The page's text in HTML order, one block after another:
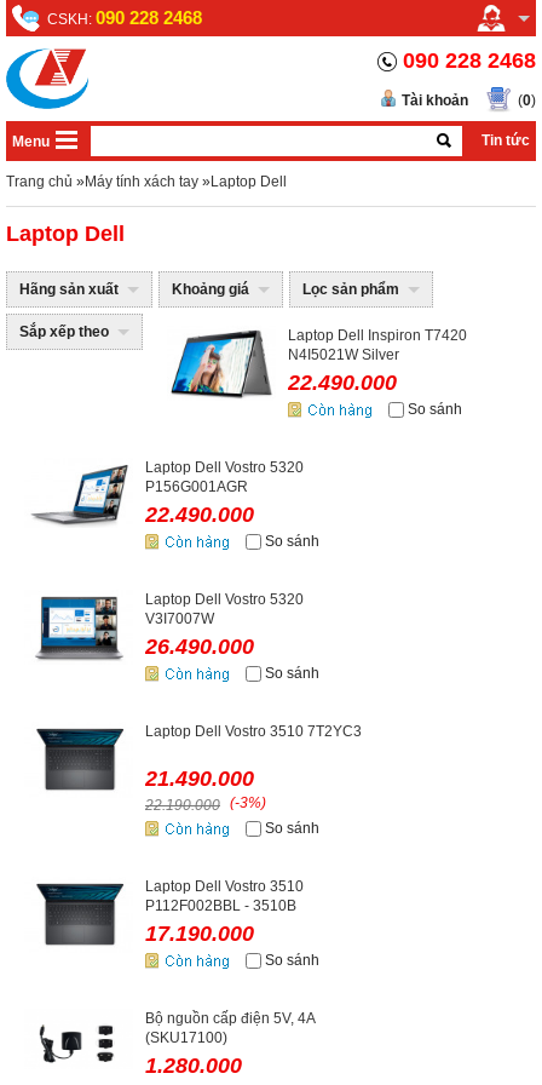
CSKH: 090 228 2468
090 228 2468
(0)
Tài khoản
Menu Tin tức
Trang chủ »Máy tính xách tay »Laptop Dell
Laptop Dell
Hãng sản xuất Khoảng giá Lọc sản phẩm
Sắp xếp theo
Laptop Dell Inspiron T7420
N4I5021W Silver
22.490.000
So sánh
Laptop Dell Vostro 5320
P156G001AGR
22.490.000
So sánh
Laptop Dell Vostro 5320
V3I7007W
26.490.000
So sánh
Laptop Dell Vostro 3510 7T2YC3
21.490.000
22.190.000 (-3%)
So sánh
Laptop Dell Vostro 3510
P112F002BBL - 3510B
17.190.000
So sánh
Bộ nguồn cấp điện 5V, 4A
(SKU17100)
1.280.000